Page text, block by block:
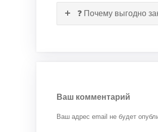
❓ Почему выгодно
Ваш комментарий
Ваш адрес email не будет